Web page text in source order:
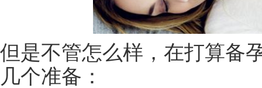
但是不管怎么样，在打算备
几个准备：